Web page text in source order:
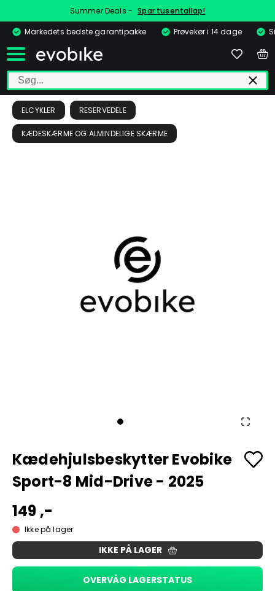
Summer Deals - Spar tusentallap!
Markedets bedste garantipakke
Prøvekør i 14 dage
ELCYKLER RESERVEDELE
KÆDESKÆRME OG ALMINDELIGE SKÆRME
Kædehjulsbeskytter Evobike
Sport-8 Mid-Drive - 2025
149 ,-
Ikke på lager
IKKE PÅ LAGER
OVERVÅG LAGERSTATUS